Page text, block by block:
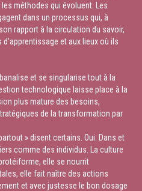
méthodes qui évoluent. Les
dans un processus qui, à
rapport à la circulation du savoir,
et aux lieux où ils
et se singularise tout à la
technologique laisse place à la
plus mature des besoins,
de la transformation par
» disent certains. Oui. Dans et
comme des individus. La culture
elle se nourrit
elle fait naître des actions
et avec justesse le bon dosage